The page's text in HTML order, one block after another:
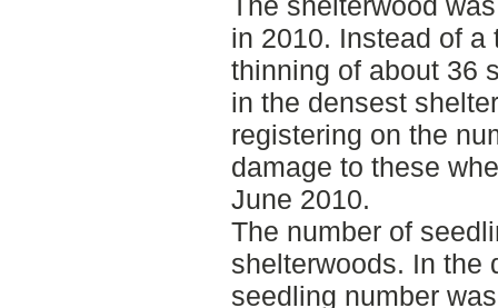
in 2010. Instead of
thinning of about 36
in the densest
registering on the
damage to these
June 2010.
The number of
shelterwoods. In the
seedling number